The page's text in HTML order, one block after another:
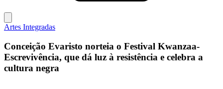
Artes Integradas
Conceição Evaristo norteia o Festival Kwanzaa-
Escrevivência, que dá luz à resistência e celebra a
cultura negra